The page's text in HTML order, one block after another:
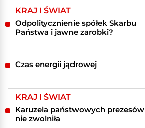
KRAJ I ŚWIAT
Odpolitycznienie spółek Skarbu
Państwa i jawne zarobki?
Czas energii jądrowej
KRAJ I ŚWIAT
Karuzela państwowych prezesów
nie zwolniła